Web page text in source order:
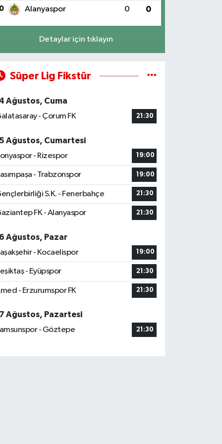
Alanyaspor 0 0
Detaylar için tıklayın
Süper Lig Fikstür
Ağustos, Cuma
- Çorum FK
21:30
Ağustos, Cumartesi
- Rizespor
19:00
- Trabzonspor 19:00
S.K. - Fenerbahçe 21:30
FK - Alanyaspor 21:30
Ağustos, Pazar
- Kocaelispor
19:00
- Eyüpspor 21:30
- Erzurumspor FK 21:30
Ağustos, Pazartesi
- Göztepe
21:30